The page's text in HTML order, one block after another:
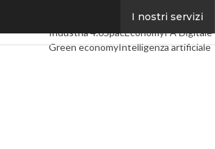
I nostri servizi
Digital EconomyTelco
Industria 4.0SpacEconomyPA Digitale
Green economyIntelligenza artificiale